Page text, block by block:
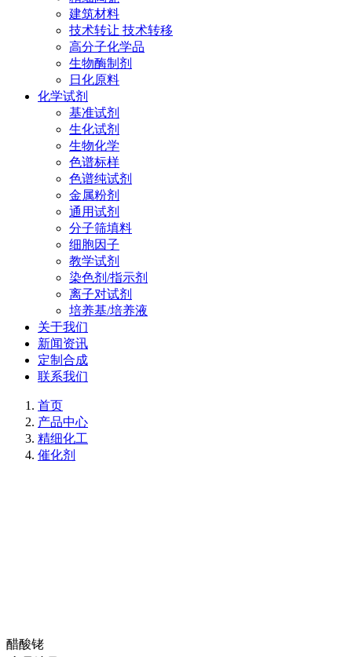
建筑材料
技术转让 技术转移
高分子化学品
生物酶制剂
日化原料
化学试剂
基准试剂
生化试剂
生物化学
色谱标样
色谱纯试剂
金属粉剂
通用试剂
分子筛填料
细胞因子
教学试剂
染色剂/指示剂
离子对试剂
培养基/培养液
关于我们
新闻资讯
定制合成
联系我们
首页
产品中心
精细化工
催化剂
醋酸铑